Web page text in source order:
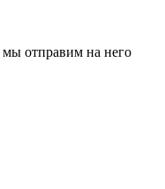
мы отправим на него